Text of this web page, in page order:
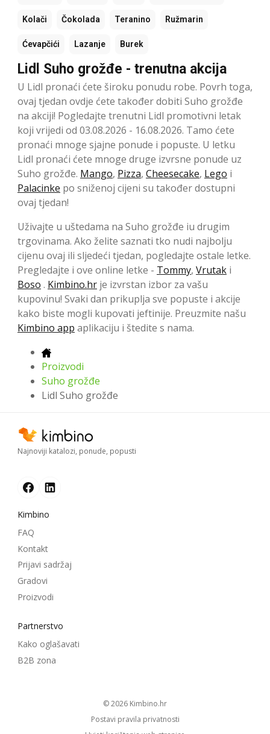
Kolači Čokolada Teranino Ružmarin
Ćevapčići Lazanje Burek
Lidl Suho grožđe - trenutna akcija
U Lidl pronaći ćete široku ponudu robe. Povrh toga,
ovaj tjedan ovdje ćete također dobiti Suho grožđe
na akciji! Pogledajte trenutni Lidl promotivni letak
koji vrijedi od 03.08.2026 - 16.08.2026. Tamo ćete
pronaći mnoge sjajne ponude i popuste. U letku
Lidl pronaći ćete mnoge druge izvrsne ponude uz
Suho grožđe. Mango, Pizza, Cheesecake, Lego i
Palacinke po sniženoj cijeni su također dostupni
ovaj tjedan!
Uživajte u uštedama na Suho grožđe iu drugim
trgovinama. Ako želite saznati tko nudi najbolju
cijenu ovaj ili sljedeći tjedan, pogledajte ostale letke.
Pregledajte i ove online letke - Tommy, Vrutak i
Boso . Kimbino.hr je izvrstan izbor za vašu
kupovinu! Svaki dan prikuplja sve popuste i akcije
kako biste mogli kupovati jeftinije. Preuzmite našu
Kimbino app aplikaciju i štedite s nama.
Proizvodi
Suho grožđe
Lidl Suho grožđe
Najnoviji katalozi, ponude, popusti
Kimbino
FAQ
Kontakt
Prijavi sadržaj
Gradovi
Proizvodi
Partnerstvo
Kako oglašavati
B2B zona
© 2026
kimbino.hr
Postavi pravila privatnosti